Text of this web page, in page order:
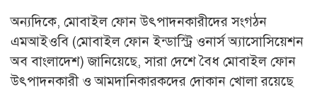
অন্যদিকে, মোবাইল ফোন উৎপাদনকারীদের সংগঠন
এমআইওবি (মোবাইল ফোন ইন্ডাস্ট্রি ওনার্স অ্যাসোসিয়েশন
অব বাংলাদেশ) জানিয়েছে, সারা দেশে বৈধ মোবাইল ফোন
উৎপাদনকারী ও আমদানিকারকদের দোকান খোলা রয়েছে